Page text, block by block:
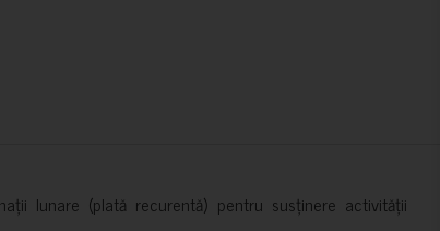
lunare (plată recurentă) pentru susținere activității